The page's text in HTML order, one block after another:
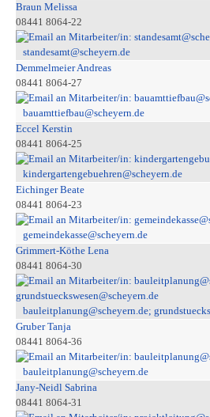
Braun Melissa
08441 8064-22
standesamt@scheyern.de
Demmelmeier Andreas
08441 8064-27
bauamttiefbau@scheyern.de
Eccel Kerstin
08441 8064-25
kindergartengebuehren@scheyern.de
Eichinger Beate
08441 8064-23
gemeindekasse@scheyern.de
Grimmert-Köthe Lena
08441 8064-30
bauleitplanung@scheyern.de;
Gruber Tanja
08441 8064-36
bauleitplanung@scheyern.de
Jany-Neidl Sabrina
08441 8064-31